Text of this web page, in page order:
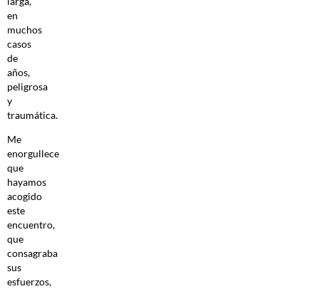
en
muchos
casos
de
años,
peligrosa
y
traumática.
Me
enorgullece
que
hayamos
acogido
este
encuentro,
que
consagraba
sus
esfuerzos,